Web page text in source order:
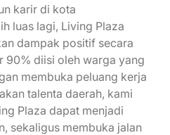
karir di kota
luas lagi, Living Plaza
dampak positif secara
90% diisi oleh warga yang
membuka peluang kerja
talenta daerah, kami
Plaza dapat menjadi
sekaligus membuka jalan